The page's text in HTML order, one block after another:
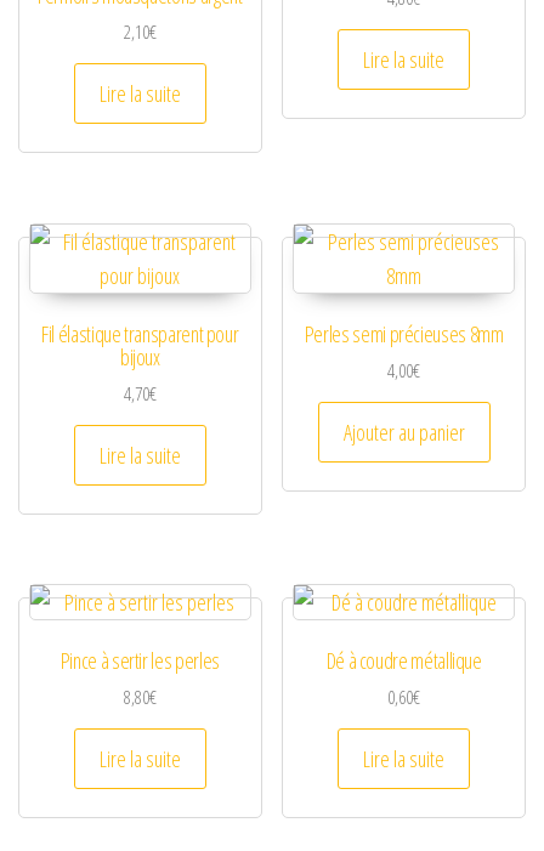
2,10€
Lire la suite
Lire la suite
Fil élastique transparent pour
bijoux
4,70€
Lire la suite
Perles semi précieuses 8mm
4,00€
Ajouter au panier
Pince à sertir les perles
8,80€
Lire la suite
Dé à coudre métallique
0,60€
Lire la suite